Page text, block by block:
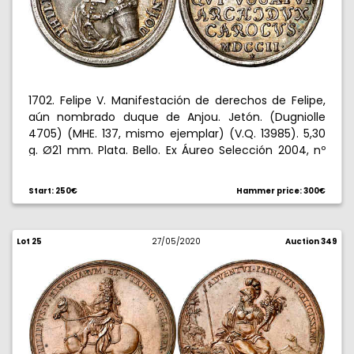
1702. Felipe V. Manifestación de derechos de Felipe,
aún nombrado duque de Anjou. Jetón. (Dugniolle
4705) (MHE. 137, mismo ejemplar) (V.Q. 13985). 5,30
g. Ø21 mm. Plata. Bello. Ex Áureo Selección 2004, nº
Start: 250€ Hammer price: 300€
Lot 25 27/05/2020 Auction 349